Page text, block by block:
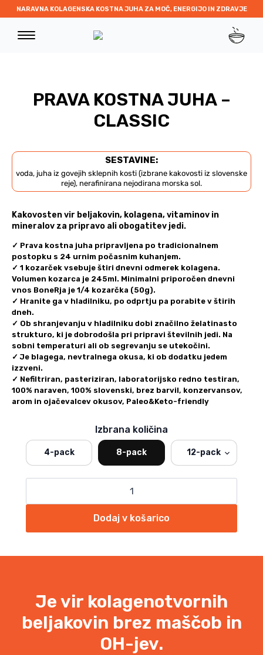
NARAVNA KOLAGENSKA KOSTNA JUHA ZA MOČ, ENERGIJO IN ZDRAVJE
PRAVA KOSTNA JUHA –
CLASSIC
SESTAVINE:
voda, juha iz govejih sklepnih kosti (izbrane kakovosti iz slovenske
reje), nerafinirana nejodirana morska sol.
Kakovosten vir beljakovin, kolagena, vitaminov in
mineralov za pripravo ali obogatitev jedi.
✓ Prava kostna juha pripravljena po tradicionalnem
postopku s 24 urnim počasnim kuhanjem.
✓ 1 kozarček vsebuje štiri dnevni odmerek kolagena.
Volumen kozarca je 245ml. Minimalni priporočen dnevni
vnos BoneRja je 1/4 kozarčka (50g).
✓ Hranite ga v hladilniku, po odprtju pa porabite v štirih
dneh.
✓ Ob shranjevanju v hladilniku dobi značilno želatinasto
strukturo, ki je dobrodošla pri pripravi številnih jedi. Na
sobni temperaturi ali ob segrevanju se utekočini.
✓ Je blagega, nevtralnega okusa, ki ob dodatku jedem
izzveni.
✓ Nefiltriran, pasteriziran, laboratorijsko redno testiran,
100% naraven, 100% slovenski, brez barvil, konzervansov,
arom in ojačevalcev okusov, Paleo&Keto-friendly
Izbrana količina
4-pack 8-pack 12-pack
PRAVA
JUHA
količina
Dodaj v košarico
Je vir kolagenotvornih
beljakovin brez maščob in
OH-jev.